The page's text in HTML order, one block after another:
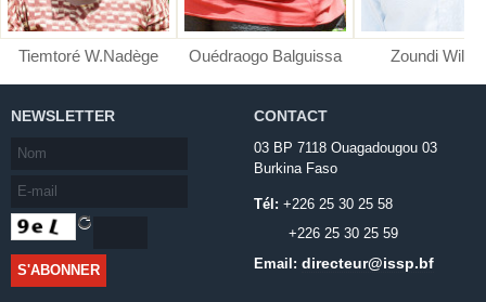
Tiemtoré W.Nadège Ouédraogo Balguissa Zoundi
NEWSLETTER CONTACT
03 BP 7118 Ouagadougou 03
Burkina Faso
Tél: +226 25 30 25 58
+226 25 30 25 59
Email: directeur@issp.bf